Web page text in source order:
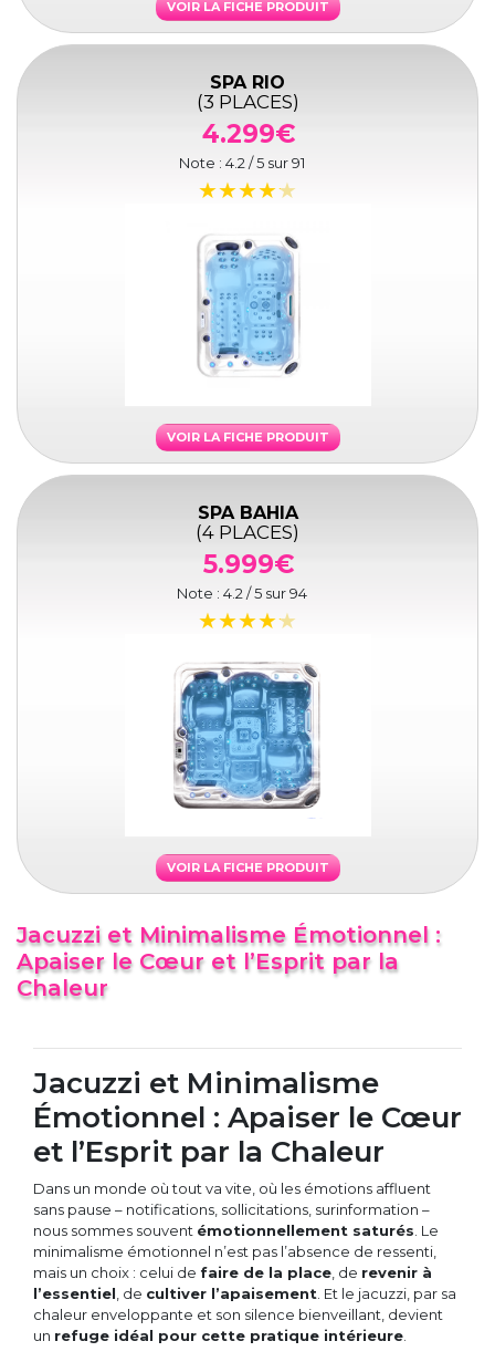
VOIR LA FICHE PRODUIT
SPA RIO
(3 PLACES)
4.299€
Note : 4.2 / 5 sur91
VOIR LA FICHE PRODUIT
SPA BAHIA
(4 PLACES)
5.999€
Note : 4.2 / 5 sur94
VOIR LA FICHE PRODUIT
Jacuzzi et Minimalisme Émotionnel :
Apaiser le Cœur et l’Esprit par la
Chaleur
Jacuzzi et Minimalisme
Émotionnel : Apaiser le Cœur
et l’Esprit par la Chaleur
Dans un monde où tout va vite, où les émotions affluent
sans pause – notifications, sollicitations, surinformation –
nous sommes souvent émotionnellement saturés . Le
minimalisme émotionnel n’est pas l’absence de ressenti,
mais un choix : celui de faire de la place , de revenir à
l’essentiel , de cultiver l’apaisement . Et le jacuzzi, par sa
chaleur enveloppante et son silence bienveillant, devient
un refuge idéal pour cette pratique intérieure